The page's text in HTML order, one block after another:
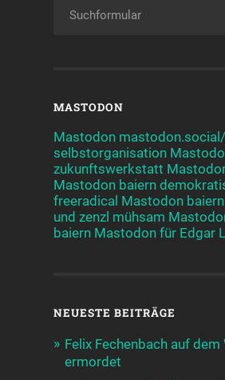
MASTODON
Mastodon
selbstorganisation
zukunftswerkstatt
Mastodon baiern
freeradical Mastodon baiern
und zenzl mühsam
baiern Mastodon für Edgar
NEUESTE BEITRÄGE
Felix Fechenbach auf dem
ermordet